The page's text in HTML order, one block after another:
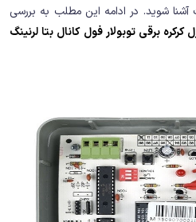
شوید. در ادامه این مطلب به بررسی
کرکره برقی توبولار فول کانال بتا لرنینگ